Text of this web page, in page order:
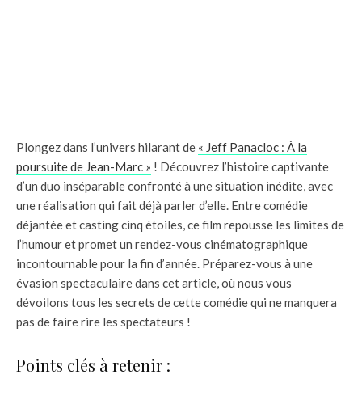
Plongez dans l’univers hilarant de « Jeff Panacloc : À la
poursuite de Jean-Marc » ! Découvrez l’histoire captivante
d’un duo inséparable confronté à une situation inédite, avec
une réalisation qui fait déjà parler d’elle. Entre comédie
déjantée et casting cinq étoiles, ce film repousse les limites de
l’humour et promet un rendez-vous cinématographique
incontournable pour la fin d’année. Préparez-vous à une
évasion spectaculaire dans cet article, où nous vous
dévoilons tous les secrets de cette comédie qui ne manquera
pas de faire rire les spectateurs !
Points clés à retenir :